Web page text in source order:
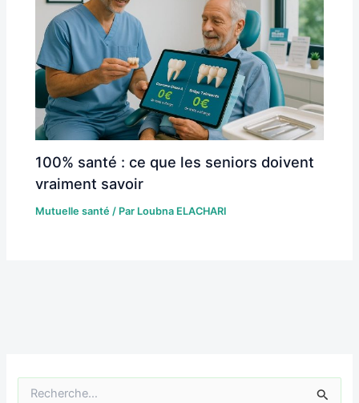
100% santé : ce que les seniors doivent
vraiment savoir
Mutuelle santé / Par Loubna ELACHARI